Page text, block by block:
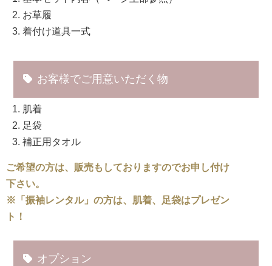
お草履
着付け道具一式
お客様でご用意いただく物
肌着
足袋
補正用タオル
ご希望の方は、販売もしておりますのでお申し付け
下さい。
※「振袖レンタル」の方は、肌着、足袋はプレゼン
ト！
オプション